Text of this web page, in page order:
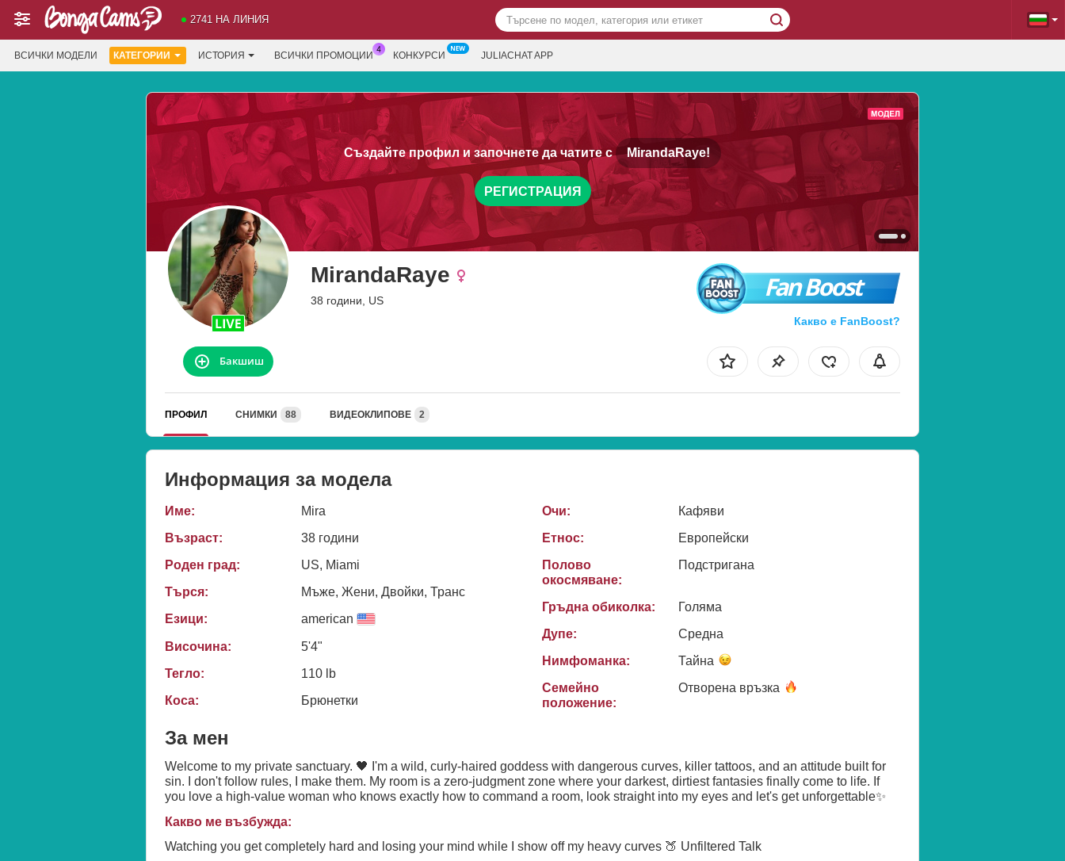
2741 НА ЛИНИЯ
ВСИЧКИ МОДЕЛИ КАТЕГОРИИ ИСТОРИЯ ВСИЧКИ ПРОМОЦИИ КОНКУРСИ JULIACHAT APP
Създайте профил и започнете да чатите с MirandaRaye!
РЕГИСТРАЦИЯ
MirandaRaye
38 години, US Fan Boost
Какво е FanBoost?
Бакшиш
ПРОФИЛ СНИМКИ 88 ВИДЕОКЛИПОВЕ 2
Информация за модела
Име:
Mira
Възраст:
38 години
Роден град:
US, Miami
Търся:
Мъже, Жени, Двойки, Транс
Езици:
american
Височина:
5'4"
Тегло:
110 lb
Коса:
Брюнетки
Очи:
Кафяви
Етнос:
Европейски
Полово
окосмяване:
Подстригана
Гръдна обиколка:
Голяма
Дупе:
Среднa
Нимфоманка:
Тайна
Семейно
положение:
Отворена връзка
За мен
Welcome to my private sanctuary. 🖤 I'm a wild, curly-haired goddess with dangerous curves, killer tattoos, and an attitude built for
sin. I don't follow rules, I make them. My room is a zero-judgment zone where your darkest, dirtiest fantasies finally come to life. If
you love a high-value woman who knows exactly how to command a room, look straight into my eyes and let's get unforgettable✨
Какво ме възбужда:
Watching you get completely hard and losing your mind while I show off my heavy curves 🍑 Unfiltered Talk